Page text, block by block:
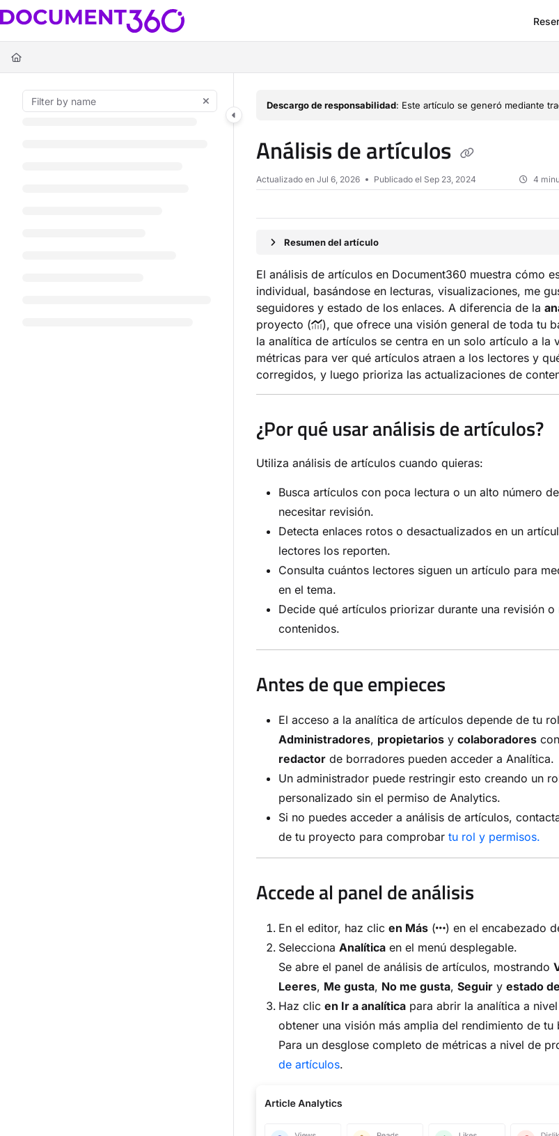
Documentation Index
Fetch the complete documentation index at:
Use this file to discover all available pages before exploring further.
Descargo de responsabilidad: Este artículo se generó mediante
Análisis de artículos
Actualizado en Jul 6, 2026 Publicado el Sep 23, 2024 4
Resumen del artículo
El análisis de artículos en Document360 muestra cómo
individual, basándose en lecturas, visualizaciones, me
seguidores y estado de los enlaces. A diferencia de la
proyecto (
), que ofrece una visión general de toda tu
la analítica de artículos se centra en un solo artículo a la
métricas para ver qué artículos atraen a los lectores y
corregidos, y luego prioriza las actualizaciones de
¿Por qué usar análisis de artículos?
Utiliza análisis de artículos cuando quieras:
Busca artículos con poca lectura o un alto número
necesitar revisión.
Detecta enlaces rotos o desactualizados en un
lectores los reporten.
Consulta cuántos lectores siguen un artículo para
en el tema.
Decide qué artículos priorizar durante una revisión
contenidos.
Antes de que empieces
El acceso a la analítica de artículos depende de tu
Administradores, propietarios y colaboradores
redactor de borradores pueden acceder a Analítica.
Un administrador puede restringir esto creando un
personalizado sin el permiso de Analytics.
Si no puedes acceder a análisis de artículos,
de tu proyecto para comprobar tu rol y permisos.
Accede al panel de análisis
En el editor, haz clic en Más (
) en el encabezado
Selecciona Analítica en el menú desplegable.
Se abre el panel de análisis de artículos, mostrando
Leeres, Me gusta, No me gusta, Seguir y estado
Haz clic en Ir a analítica para abrir la analítica a
obtener una visión más amplia del rendimiento de tu
Para un desglose completo de métricas a nivel de
de artículos.